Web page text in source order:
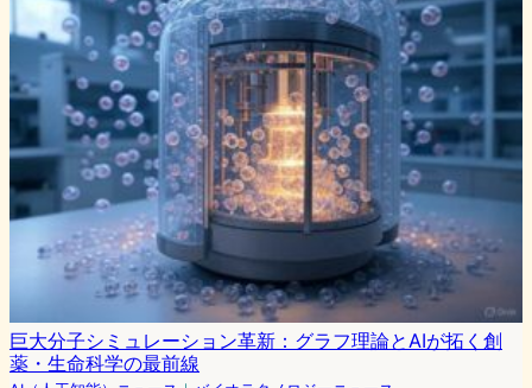
巨大分子シミュレーション革新：グラフ理論とAIが拓く創
薬・生命科学の最前線